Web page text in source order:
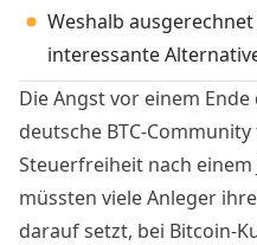
Weshalb
interessante
Die Angst vor einem
deutsche BTC-
Steuerfreiheit nach
müssten viele Anleger
darauf setzt, bei Bitcoin-